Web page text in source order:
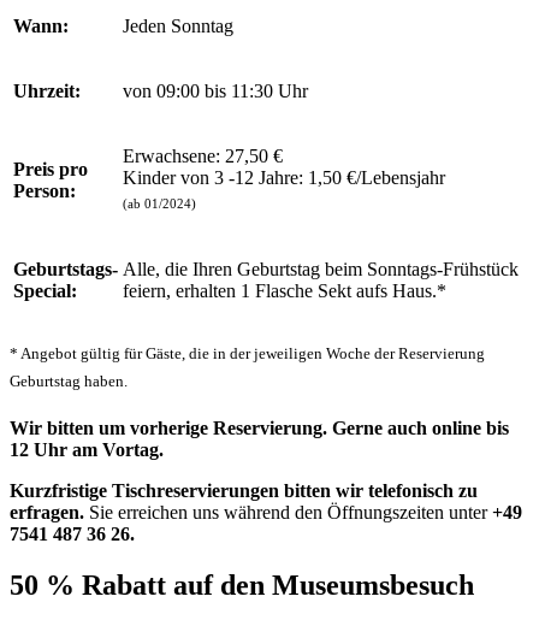
Wann: Jeden Sonntag
Uhrzeit: von 09:00 bis 11:30 Uhr
Preis pro
Person:
Erwachsene: 27,50 €
Kinder von 3 -12 Jahre: 1,50 €/Lebensjahr
(ab 01/2024)
Geburtstags-
Special:
Alle, die Ihren Geburtstag beim Sonntags-Frühstück
feiern, erhalten 1 Flasche Sekt aufs Haus.*
* Angebot gültig für Gäste, die in der jeweiligen Woche der Reservierung
Geburtstag haben.
Wir bitten um vorherige Reservierung. Gerne auch online bis
12 Uhr am Vortag.
Kurzfristige Tischreservierungen bitten wir telefonisch zu
erfragen. Sie erreichen uns während den Öffnungszeiten unter+49
7541 487 36 26.
50 % Rabatt auf den Museumsbesuch